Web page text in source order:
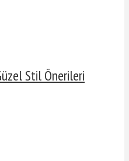
Stil Önerileri